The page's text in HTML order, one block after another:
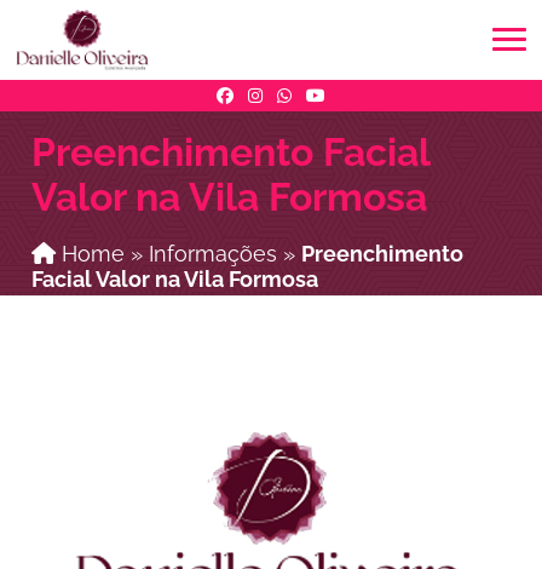
Preenchimento Facial
Valor na Vila Formosa
Home » Informações » Preenchimento
Facial Valor na Vila Formosa